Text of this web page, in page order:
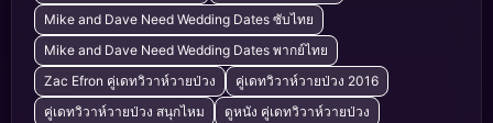
Mike and Dave Need Wedding Dates ซับไทย
Mike and Dave Need Wedding Dates พากย์ไทย
Zac Efron คู่เดทวิวาห์วายป่วง
คู่เดทวิวาห์วายป่วง 2016
คู่เดทวิวาห์วายป่วง สนุกไหม
ดูหนัง คู่เดทวิวาห์วายป่วง